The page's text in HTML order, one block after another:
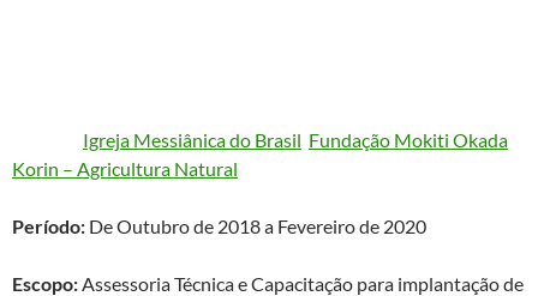
Igreja Messiânica do Brasil Fundação Mokiti Okada
Korin – Agricultura Natural
Período: De Outubro de 2018 a Fevereiro de 2020
Escopo: Assessoria Técnica e Capacitação para implantação de